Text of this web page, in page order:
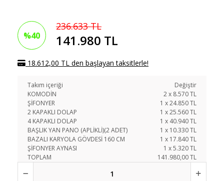
%40
236.633 TL
141.980 TL
18.612,00 TL den başlayan taksitlerle!
Takım içeriği
Değiştir
KOMODİN
2x 8.570TL
ŞİFONYER
1 x24.850TL
2 KAPAKLI DOLAP
1 x25.560TL
4 KAPAKLI DOLAP
1 x 40.940TL
BAŞLIK YAN PANO (APLİKLİ)(2 ADET)
1 x 10.330TL
BAZALI KARYOLA GÖVDESİ 160 CM
1 x 17.840TL
ŞİFONYER AYNASI
1 x5.320TL
TOPLAM
141.980,00 TL